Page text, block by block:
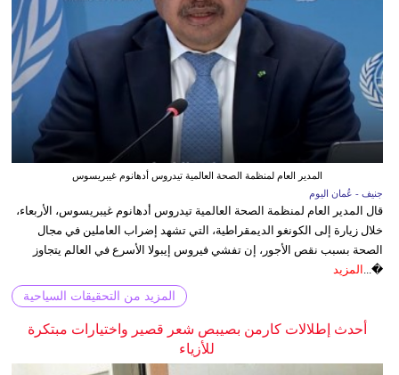
المدير العام لمنظمة الصحة العالمية تيدروس أدهانوم غيبريسوس
جنيف - عُمان اليوم
قال المدير العام لمنظمة الصحة العالمية تيدروس أدهانوم غيبريسوس، الأربعاء،
خلال زيارة إلى الكونغو الديمقراطية، التي تشهد إضراب العاملين في مجال
الصحة بسبب نقص الأجور، إن تفشي فيروس إيبولا الأسرع في العالم يتجاوز
�... المزيد
المزيد من التحقيقات السياحية
أحدث إطلالات كارمن بصيبص شعر قصير واختيارات مبتكرة
للأزياء